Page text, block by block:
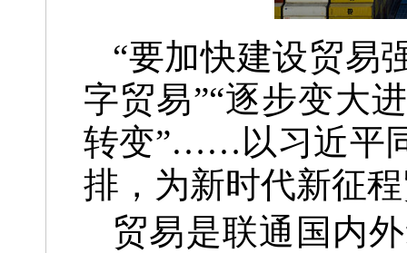
“要加快建设贸易
字贸易”“逐步变大
转变”……以习近平
排，为新时代新征
贸易是联通国内